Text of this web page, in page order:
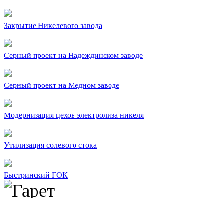
Закрытие Никелевого завода
Серный проект на Надеждинском заводе
Серный проект на Медном заводе
Модернизация цехов электролиза никеля
Утилизация солевого стока
Быстринский ГОК